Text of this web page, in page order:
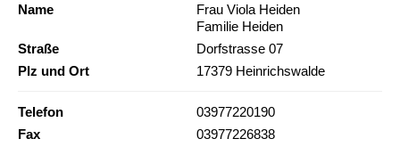
Name
Frau Viola Heiden
Familie Heiden
Straße
Dorfstrasse 07
Plz und Ort
17379 Heinrichswalde
Telefon
03977220190
Fax
03977226838